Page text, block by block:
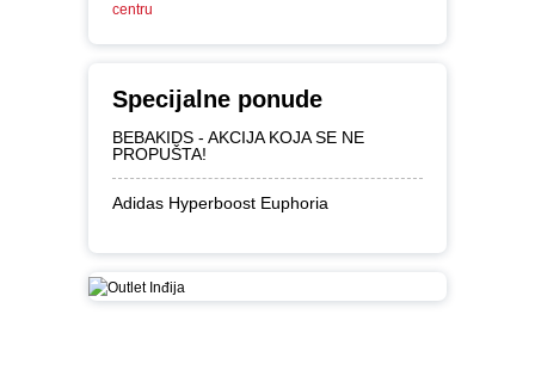
Specijalne ponude
BEBAKIDS - AKCIJA KOJA SE NE
PROPUŠTA!
Adidas Hyperboost Euphoria